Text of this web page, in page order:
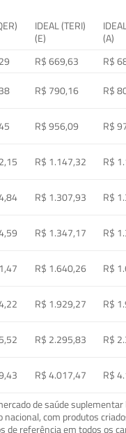
IDEAL (TERI)
(E)
(A)
R$ 669,63 R$
R$ 790,16 R$
R$ 956,09 R$
R$ 1.147,32 R$
R$ 1.307,93 R$
R$ 1.347,17 R$
R$ 1.640,26 R$
R$ 1.929,27 R$
R$ 2.295,83 R$
R$ 4.017,47 R$
de saúde
com produtos
referência em todos